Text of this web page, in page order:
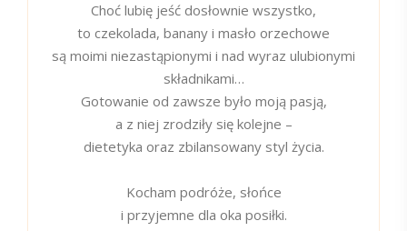
Choć lubię jeść dosłownie wszystko,
to czekolada, banany i masło orzechowe
są moimi niezastąpionymi i nad wyraz ulubionymi
składnikami…
Gotowanie od zawsze było moją pasją,
a z niej zrodziły się kolejne –
dietetyka oraz zbilansowany styl życia.
Kocham podróże, słońce
i przyjemne dla oka posiłki.